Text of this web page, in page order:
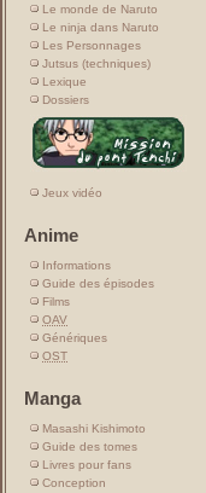
Le monde de Naruto
Le ninja dans Naruto
Les Personnages
Jutsus (techniques)
Lexique
Dossiers
Jeux vidéo
Anime
Informations
Guide des épisodes
Films
OAV
Génériques
OST
Manga
Masashi Kishimoto
Guide des tomes
Livres pour fans
Conception